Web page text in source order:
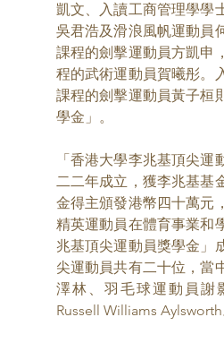
凱文、入讀工商管理學學
吳君浩及滑浪風帆運動員
課程的劍擊運動員方凱申
程的武術運動員賀曦彤。
課程的劍擊運動員黃子桓
學金」。
「香港大學李兆基頂尖運
二二年成立，獲李兆基基
金得主頒發港幣四十萬元
精英運動員在體育事業和
兆基頂尖運動員獎學金」
尖運動員共有二十位，當
澤林、羽毛球運動員謝
Russell Williams Aylsworth